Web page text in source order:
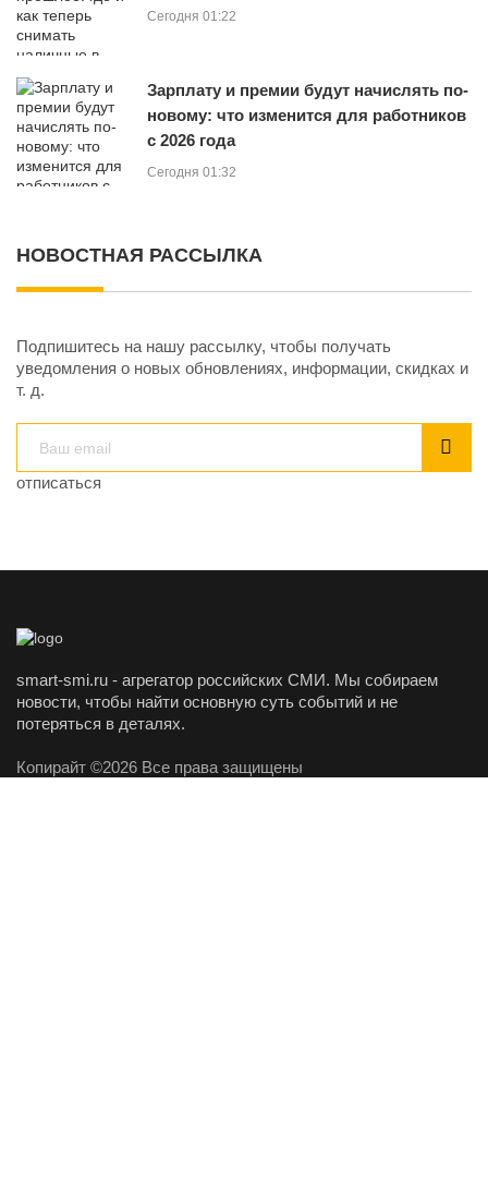
Сегодня 01:22
Зарплату и премии будут начислять по-
новому: что изменится для работников
с 2026 года
Сегодня 01:32
НОВОСТНАЯ РАССЫЛКА
Подпишитесь на нашу рассылку, чтобы получать
уведомления о новых обновлениях, информации, скидках и
т. д.
отписаться
smart-smi.ru - агрегатор российских СМИ. Мы собираем
новости, чтобы найти основную суть событий и не
потеряться в деталях.
Копирайт ©2026 Все права защищены